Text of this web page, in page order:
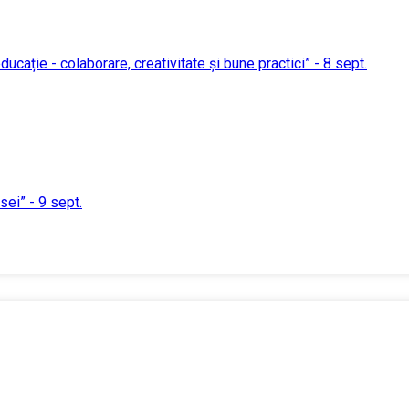
- colaborare, creativitate și bune practici” - 8 sept.
- 9 sept.